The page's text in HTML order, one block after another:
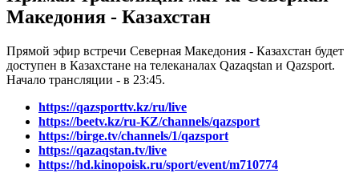
Македония - Казахстан
Прямой эфир встречи Северная Македония - Казахстан будет
доступен в Казахстане на телеканалах Qazaqstan и Qazsport.
Начало трансляции - в 23:45.
https://qazsporttv.kz/ru/live
https://beetv.kz/ru-KZ/channels/qazsport
https://birge.tv/channels/1/qazsport
https://qazaqstan.tv/live
https://hd.kinopoisk.ru/sport/event/m710774